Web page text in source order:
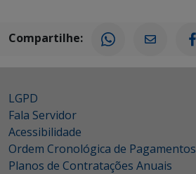
Compartilhe:
LGPD
Fala Servidor
Acessibilidade
Ordem Cronológica de Pagamentos
Planos de Contratações Anuais